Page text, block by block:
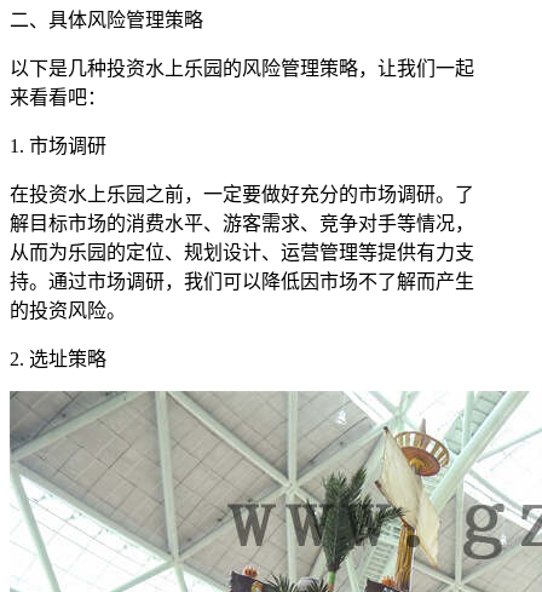
二、具体风险管理策略
以下是几种投资水上乐园的风险管理策略，让我们一起
来看看吧：
1. 市场调研
在投资水上乐园之前，一定要做好充分的市场调研。了
解目标市场的消费水平、游客需求、竞争对手等情况，
从而为乐园的定位、规划设计、运营管理等提供有力支
持。通过市场调研，我们可以降低因市场不了解而产生
的投资风险。
2. 选址策略